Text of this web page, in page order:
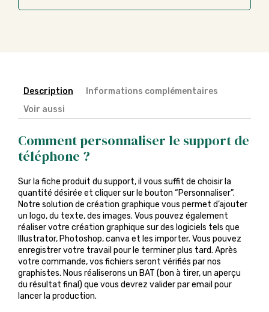
Description
Informations complémentaires
Voir aussi
Comment personnaliser le support de
téléphone ?
Sur la fiche produit du support, il vous suffit de choisir la
quantité désirée et cliquer sur le bouton “Personnaliser”.
Notre solution de création graphique vous permet d’ajouter
un logo, du texte, des images. Vous pouvez également
réaliser votre création graphique sur des logiciels tels que
Illustrator, Photoshop, canva et les importer. Vous pouvez
enregistrer votre travail pour le terminer plus tard. Après
votre commande, vos fichiers seront vérifiés par nos
graphistes. Nous réaliserons un BAT (bon à tirer, un aperçu
du résultat final) que vous devrez valider par email pour
lancer la production.